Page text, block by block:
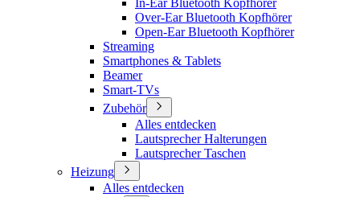
In-Ear Bluetooth Kopfhörer
Over-Ear Bluetooth Kopfhörer
Open-Ear Bluetooth Kopfhörer
Streaming
Smartphones & Tablets
Beamer
Smart-TVs
Zubehör
Alles entdecken
Lautsprecher Halterungen
Lautsprecher Taschen
Heizung
Alles entdecken